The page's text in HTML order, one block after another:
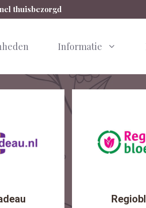
thuisbezorgd
Informatie